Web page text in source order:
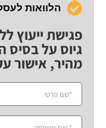
הלוואות
פגישת ייעוץ
גיוס על בסיס
מהיר, אישור